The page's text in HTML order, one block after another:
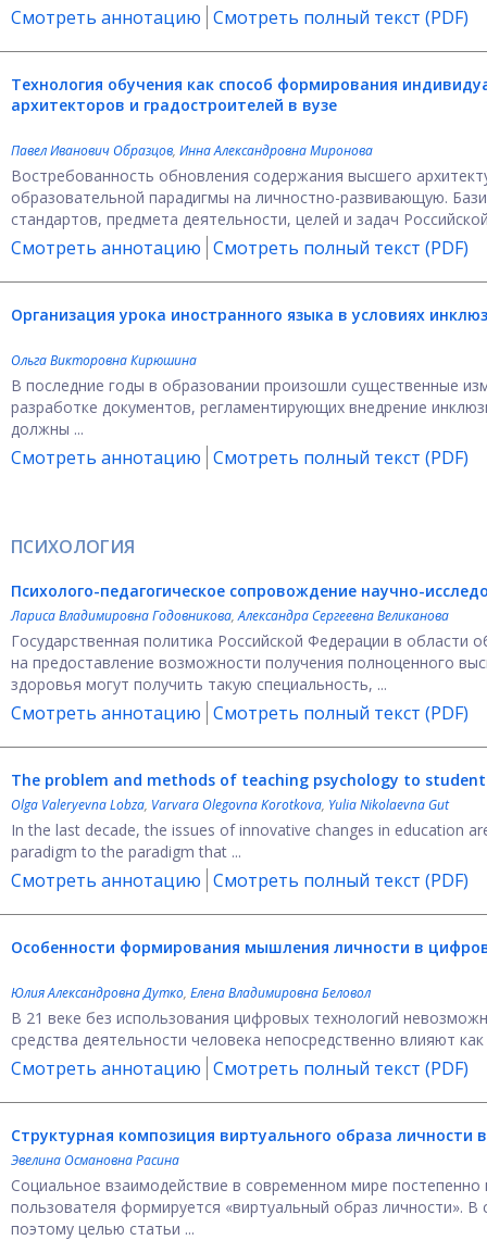
Смотреть аннотацию Смотреть полный текст (PDF)
Технология обучения как способ формирования
архитекторов и градостроителей в вузе
Павел Иванович Образцов, Инна Александровна Миронова
Востребованность обновления содержания высшего
образовательной парадигмы на личностно-развивающую.
стандартов, предмета деятельности, целей и задач
Смотреть аннотацию Смотреть полный текст (PDF)
Организация урока иностранного языка в условиях
Ольга Викторовна Кирюшина
В последние годы в образовании произошли существенные
разработке документов, регламентирующих внедрение
должны ...
Смотреть аннотацию Смотреть полный текст (PDF)
ПСИХОЛОГИЯ
Психолого-педагогическое сопровождение научно-
Лариса Владимировна Годовникова,Александра Сергеевна Великанова
Государственная политика Российской Федерации в
на предоставление возможности получения полноценного
здоровья могут получить такую специальность, ...
Смотреть аннотацию Смотреть полный текст (PDF)
The problem and methods of teaching psychology to
Olga Valeryevna Lobza, Varvara Olegovna Korotkova, Yulia Nikolaevna Gut
In the last decade, the issues of innovative changes in education
paradigm to the paradigm that ...
Смотреть аннотацию Смотреть полный текст (PDF)
Особенности формирования мышления личности в
Юлия Александровна Дутко, Елена Владимировна Беловол
В 21 веке без использования цифровых технологий
средства деятельности человека непосредственно влияют
Смотреть аннотацию Смотреть полный текст (PDF)
Структурная композиция виртуального образа личности
Эвелина Османовна Расина
Социальное взаимодействие в современном мире
пользователя формируется «виртуальный образ личности».
поэтому целью статьи ...